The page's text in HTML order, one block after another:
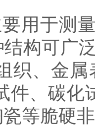
于测量
构可广
织、金
件、碳化
等脆硬